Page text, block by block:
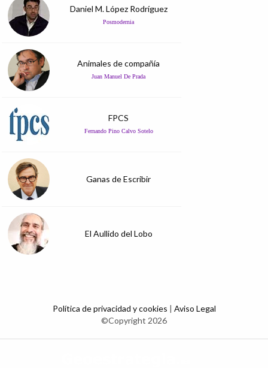
Daniel M. López Rodríguez
Posmodernia
Animales de compañía
Juan Manuel De Prada
FPCS
Fernando Pino Calvo Sotelo
Ganas de Escribir
El Aullido del Lobo
Política de privacidad y cookies | Aviso Legal
©Copyright 2026